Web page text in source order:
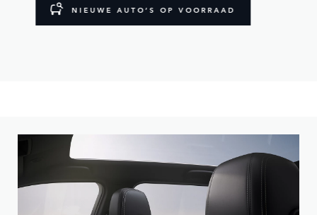
NIEUWE AUTO’S OP VOORRAAD
Personaliseer uw Discovery Sport met een scala aan velgen,
lakkleuren en dakopties.